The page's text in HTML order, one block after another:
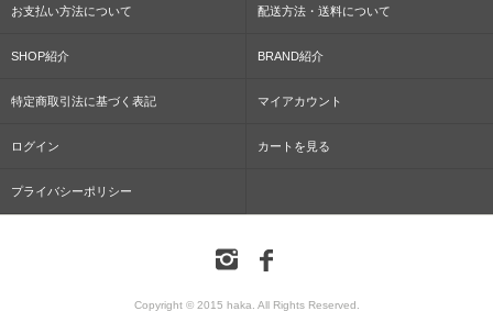
お支払い方法について 配送方法・送料について
SHOP紹介 BRAND紹介
特定商取引法に基づく表記 マイアカウント
ログイン カートを見る
プライバシーポリシー
Copyright © 2015 haka. All Rights Reserved.